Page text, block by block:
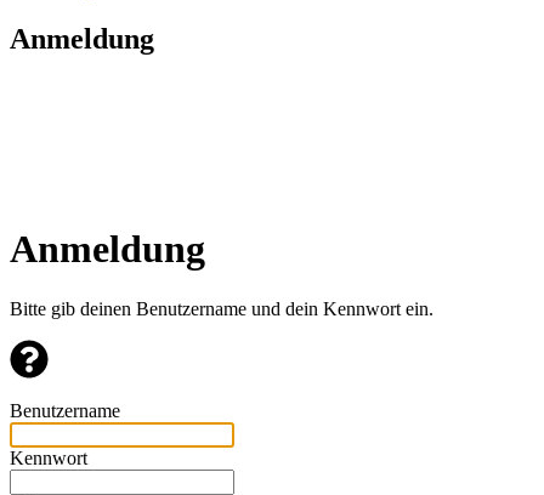
Anmeldung
Anmeldung
Bitte gib deinen Benutzername und dein Kennwort ein.
Benutzername
Kennwort